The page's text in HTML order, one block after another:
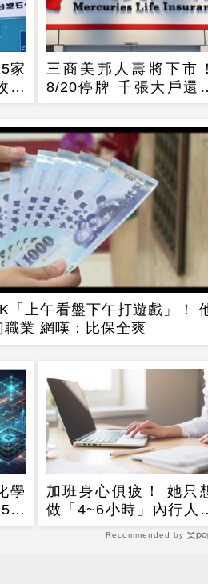
家
年
三商美邦人壽將下市！
8/20停牌 千張大戶還
252人
「上午看盤下午打遊戲」！
職業 網嘆：比保全爽
學
台
加班身心俱疲！ 她只
做「4~6小時」內行人
這行：月收10萬
Recommended by